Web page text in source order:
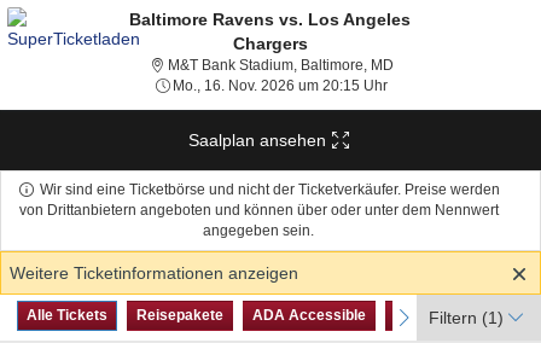
Baltimore Ravens vs. Los Angeles
Chargers
M&T Bank Stadium, Baltimore, MDM&T Bank Stadium,
Mo., 16. Nov. 2026 um 20:15 UhrMo., 16. Nov. 2026 um
Saalplan ansehen
Wir sind eine Ticketbörse und nicht der Ticketverkäufer. Preise werden
von Drittanbietern angeboten und können über oder unter dem Nennwert
angegeben sein.
Weitere Ticketinformationen anzeigen
Art
des
previous
Alle Tickets
Alle Tickets Reisepakete
Reisepakete ADA Accessible
ADA Accessible Zugangsausweise
Zugangsausweise
next
Filtern (1)